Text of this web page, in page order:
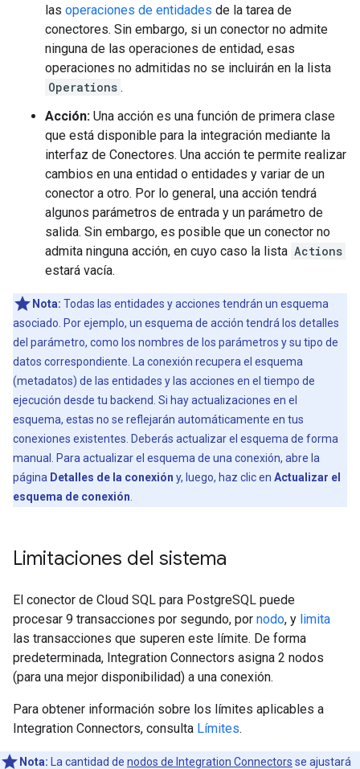
las operaciones de entidades de la tarea de
conectores. Sin embargo, si un conector no admite
ninguna de las operaciones de entidad, esas
operaciones no admitidas no se incluirán en la lista
Operations .
Acción: Una acción es una función de primera clase
que está disponible para la integración mediante la
interfaz de Conectores. Una acción te permite realizar
cambios en una entidad o entidades y variar de un
conector a otro. Por lo general, una acción tendrá
algunos parámetros de entrada y un parámetro de
salida. Sin embargo, es posible que un conector no
admita ninguna acción, en cuyo caso la lista Actions
estará vacía.
Nota: Todas las entidades y acciones tendrán un esquema
asociado. Por ejemplo, un esquema de acción tendrá los detalles
del parámetro, como los nombres de los parámetros y su tipo de
datos correspondiente. La conexión recupera el esquema
(metadatos) de las entidades y las acciones en el tiempo de
ejecución desde tu backend. Si hay actualizaciones en el
esquema, estas no se reflejarán automáticamente en tus
conexiones existentes. Deberás actualizar el esquema de forma
manual. Para actualizar el esquema de una conexión, abre la
página Detalles de la conexión y, luego, haz clic en Actualizar el
esquema de conexión
Limitaciones del sistema
El conector de Cloud SQL para PostgreSQL puede
procesar 9 transacciones por segundo, por nodo, y limita
las transacciones que superen este límite. De forma
predeterminada, Integration Connectors asigna 2 nodos
(para una mejor disponibilidad) a una conexión.
Para obtener información sobre los límites aplicables a
Integration Connectors, consulta Límites.
Nota: La cantidad de nodos de Integration Connectors se ajustará